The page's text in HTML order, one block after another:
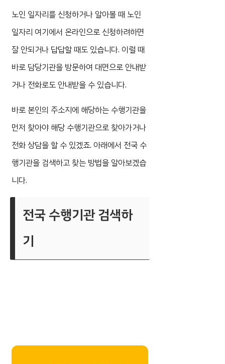
노인 일자리를 신청하거나 알아볼 때 노인
일자리 여기에서 온라인으로 신청하려하면
잘 안되거나 답답할 때도 있습니다. 이럴 때
바로 담당기관을 방문하여 대면으로 안내받
거나 전화로도 안내받을 수 있습니다.
바로 본인의 주소지에 해당하는 수행기관을
먼저 찾아야 해당 수행기관으로 찾아가거나
전화 상담을 할 수 있겠죠. 아래에서 전국 수
행기관을 검색하고 찾는 방법을 알아보겠습
니다.
전국 수행기관 검색하
기